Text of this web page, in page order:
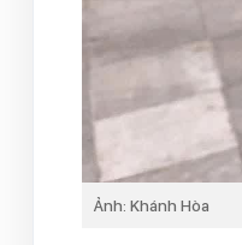
Ảnh: Khánh Hòa